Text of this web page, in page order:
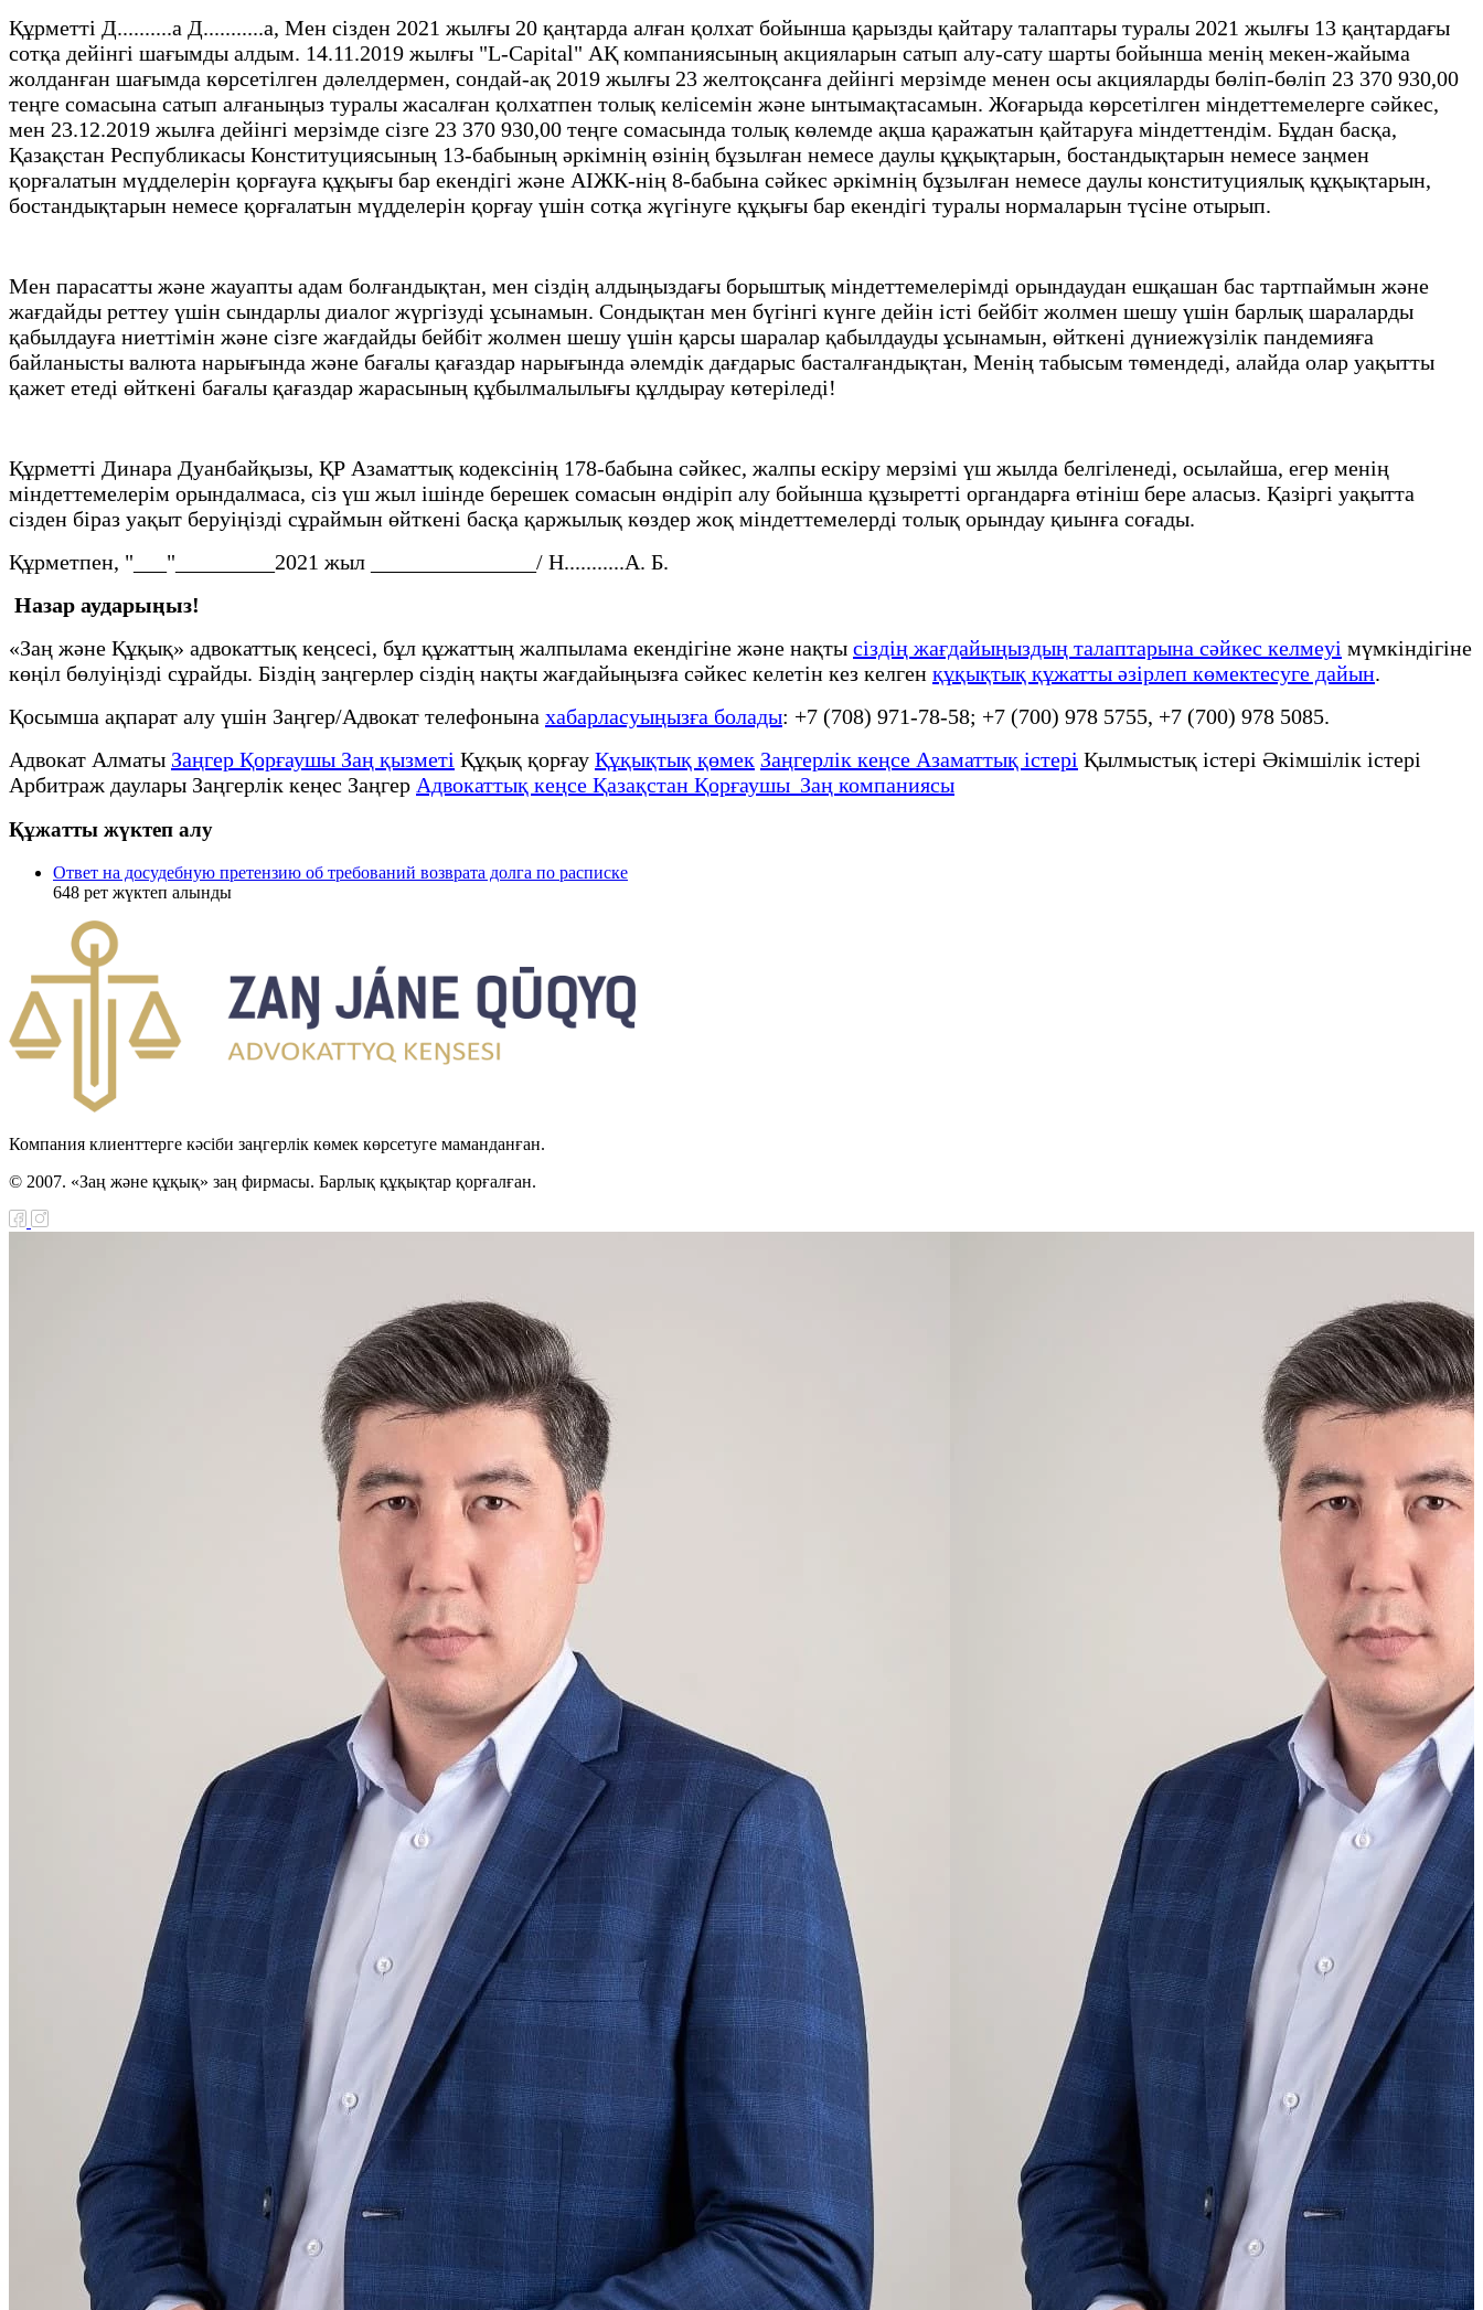
Құрметті Д..........а Д...........а, Мен сізден 2021 жылғы 20 қаңтарда алған қолхат бойынша қарызды қайтару талаптары туралы 2021 жылғы 13 қаңтардағы
сотқа дейінгі шағымды алдым. 14.11.2019 жылғы "L-Capital" АҚ компаниясының акцияларын сатып алу-сату шарты бойынша менің мекен-жайыма
жолданған шағымда көрсетілген дәлелдермен, сондай-ақ 2019 жылғы 23 желтоқсанға дейінгі мерзімде менен осы акцияларды бөліп-бөліп 23 370 930,00
теңге сомасына сатып алғаныңыз туралы жасалған қолхатпен толық келісемін және ынтымақтасамын. Жоғарыда көрсетілген міндеттемелерге сәйкес,
мен 23.12.2019 жылға дейінгі мерзімде сізге 23 370 930,00 теңге сомасында толық көлемде ақша қаражатын қайтаруға міндеттендім. Бұдан басқа,
Қазақстан Республикасы Конституциясының 13-бабының әркімнің өзінің бұзылған немесе даулы құқықтарын, бостандықтарын немесе заңмен
қорғалатын мүдделерін қорғауға құқығы бар екендігі және АІЖК-нің 8-бабына сәйкес әркімнің бұзылған немесе даулы конституциялық құқықтарын,
бостандықтарын немесе қорғалатын мүдделерін қорғау үшін сотқа жүгінуге құқығы бар екендігі туралы нормаларын түсіне отырып.
Мен парасатты және жауапты адам болғандықтан, мен сіздің алдыңыздағы борыштық міндеттемелерімді орындаудан ешқашан бас тартпаймын және
жағдайды реттеу үшін сындарлы диалог жүргізуді ұсынамын. Сондықтан мен бүгінгі күнге дейін істі бейбіт жолмен шешу үшін барлық шараларды
қабылдауға ниеттімін және сізге жағдайды бейбіт жолмен шешу үшін қарсы шаралар қабылдауды ұсынамын, өйткені дүниежүзілік пандемияға
байланысты валюта нарығында және бағалы қағаздар нарығында әлемдік дағдарыс басталғандықтан, Менің табысым төмендеді, алайда олар уақытты
қажет етеді өйткені бағалы қағаздар жарасының құбылмалылығы құлдырау көтеріледі!
Құрметті Динара Дуанбайқызы, ҚР Азаматтық кодексінің 178-бабына сәйкес, жалпы ескіру мерзімі үш жылда белгіленеді, осылайша, егер менің
міндеттемелерім орындалмаса, сіз үш жыл ішінде берешек сомасын өндіріп алу бойынша құзыретті органдарға өтініш бере аласыз. Қазіргі уақытта
сізден біраз уақыт беруіңізді сұраймын өйткені басқа қаржылық көздер жоқ міндеттемелерді толық орындау қиынға соғады.
Құрметпен, "___"_________2021 жыл _______________/ Н...........А. Б.
Назар аударыңыз!
«Заң және Құқық» адвокаттық кеңсесі, бұл құжаттың жалпылама екендігіне және нақты сіздің жағдайыңыздың талаптарына сәйкес келмеуі мүмкіндігіне
көңіл бөлуіңізді сұрайды. Біздің заңгерлер сіздің нақты жағдайыңызға сәйкес келетін кез келген құқықтық құжатты әзірлеп көмектесуге дайын.
Қосымша ақпарат алу үшін Заңгер/Адвокат телефонына хабарласуыңызға болады: +7 (708) 971-78-58; +7 (700) 978 5755, +7 (700) 978 5085.
Адвокат Алматы Заңгер Қорғаушы Заң қызметі Құқық қорғау Құқықтық қөмек Заңгерлік кеңсе Азаматтық істері Қылмыстық істері Әкімшілік істері
Арбитраж даулары Заңгерлік кеңес Заңгер Адвокаттық кеңсе Қазақстан Қорғаушы Заң компаниясы
Құжатты жүктеп алу
Ответ на досудебную претензию об требований возврата долга по расписке
648 рет жүктеп алынды
Компания клиенттерге кәсіби заңгерлік көмек көрсетуге маманданған.
© 2007. «Заң және құқық» заң фирмасы. Барлық құқықтар қорғалған.